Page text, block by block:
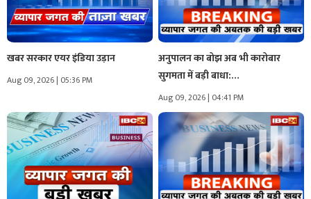
खबर सरकार एयर इंडिया उड़ान
Aug 09, 2026 | 05:36 PM
अनुपालन का बोझ अब भी कारोबार
सुगमता में बड़ी बाधा:…
Aug 09, 2026 | 04:41 PM